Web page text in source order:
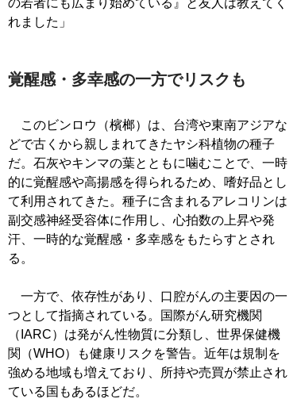
の若者にも広まり始めている』と友人は教えてく
れました」
覚醒感・多幸感の一方でリスクも
このビンロウ（檳榔）は、台湾や東南アジアな
どで古くから親しまれてきたヤシ科植物の種子
だ。石灰やキンマの葉とともに噛むことで、一時
的に覚醒感や高揚感を得られるため、嗜好品とし
て利用されてきた。種子に含まれるアレコリンは
副交感神経受容体に作用し、心拍数の上昇や発
汗、一時的な覚醒感・多幸感をもたらすとされ
る。
一方で、依存性があり、口腔がんの主要因の一
つとして指摘されている。国際がん研究機関
（IARC）は発がん性物質に分類し、世界保健機
関（WHO）も健康リスクを警告。近年は規制を
強める地域も増えており、所持や売買が禁止され
ている国もあるほどだ。